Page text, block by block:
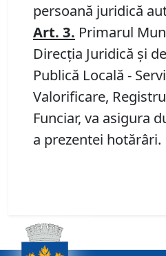
persoană juridică
Art. 3. Primarul
Direcția Juridică și
Publică Locală -
Valorificare,
Funciar, va asigura
a prezentei hotărâri.